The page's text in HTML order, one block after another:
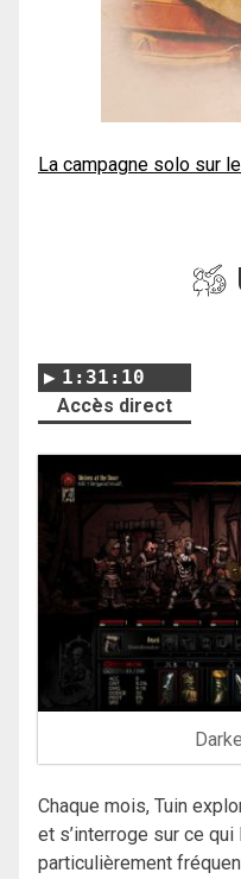
La campagne solo sur
1:31:10
Accès direct
Chaque mois, Tuin
et s’interroge sur ce
particulièrement